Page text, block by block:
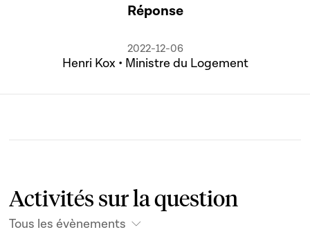
Réponse
2022-12-06
Henri Kox • Ministre du Logement
Activités sur la question
Tous les évènements